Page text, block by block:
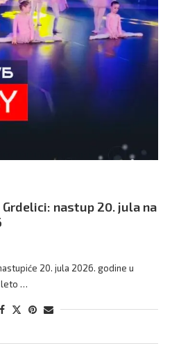
nastup 20. jula na
20. jula 2026. godine u
leto …